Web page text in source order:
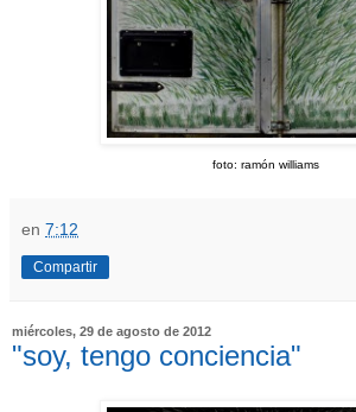
foto: ramón williams
en 7:12
Compartir
miércoles, 29 de agosto de 2012
"soy, tengo conciencia"